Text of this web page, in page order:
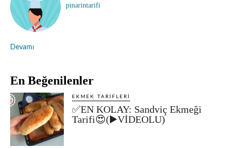
pinarintarifi
Devamı
En Beğenilenler
EKMEK TARIFLERI
✅EN KOLAY: Sandviç Ekmeği
Tarifi😍(▶️VİDEOLU)